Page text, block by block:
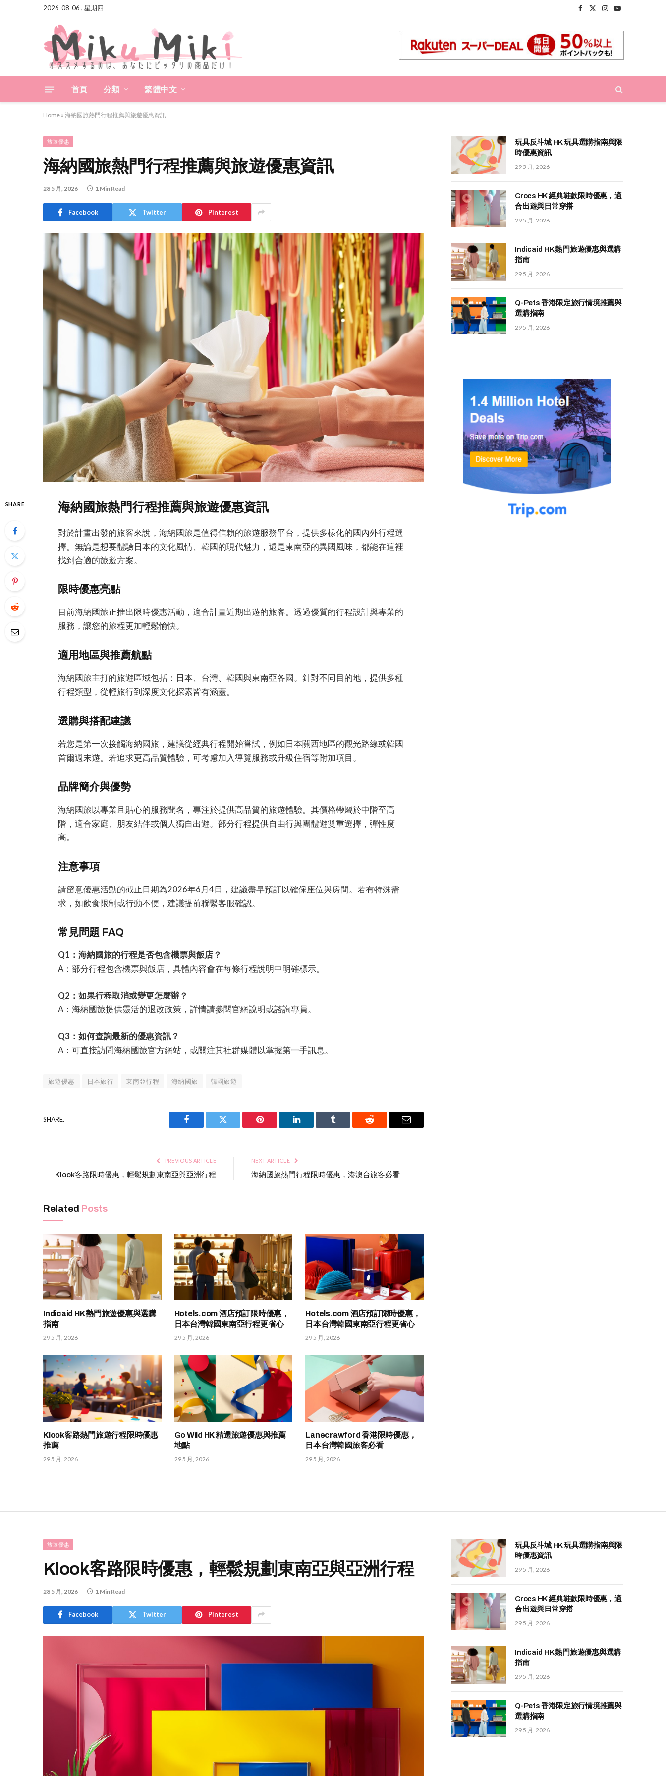
2026-08-06 , 星期四
Facebook
X
Instagram
YouTube
首頁 分類 繁體中文
Home » 海納國旅熱門行程推薦與旅遊優惠資訊
旅遊優惠
海納國旅熱門行程推薦與旅遊優惠資訊
28 5 月, 2026 1 Min Read
Facebook Twitter Pinterest
SHARE 海納國旅熱門行程推薦與旅遊優惠資訊
對於計畫出發的旅客來說，海納國旅是值得信賴的旅遊服務平台，提供多樣化的國內外行程選
擇。無論是想要體驗日本的文化風情、韓國的現代魅力，還是東南亞的異國風味，都能在這裡
找到合適的旅遊方案。
限時優惠亮點
目前海納國旅正推出限時優惠活動，適合計畫近期出遊的旅客。透過優質的行程設計與專業的
服務，讓您的旅程更加輕鬆愉快。
適用地區與推薦航點
海納國旅主打的旅遊區域包括：日本、台灣、韓國與東南亞各國。針對不同目的地，提供多種
行程類型，從輕旅行到深度文化探索皆有涵蓋。
選購與搭配建議
若您是第一次接觸海納國旅，建議從經典行程開始嘗試，例如日本關西地區的觀光路線或韓國
首爾週末遊。若追求更高品質體驗，可考慮加入導覽服務或升級住宿等附加項目。
品牌簡介與優勢
海納國旅以專業且貼心的服務聞名，專注於提供高品質的旅遊體驗。其價格帶屬於中階至高
階，適合家庭、朋友結伴或個人獨自出遊。部分行程提供自由行與團體遊雙重選擇，彈性度
高。
注意事項
請留意優惠活動的截止日期為2026年6月4日，建議盡早預訂以確保座位與房間。若有特殊需
求，如飲食限制或行動不便，建議提前聯繫客服確認。
常見問題 FAQ
Q1：海納國旅的行程是否包含機票與飯店？
A：部分行程包含機票與飯店，具體內容會在每條行程說明中明確標示。
Q2：如果行程取消或變更怎麼辦？
A：海納國旅提供靈活的退改政策，詳情請參閱官網說明或諮詢專員。
Q3：如何查詢最新的優惠資訊？
A：可直接訪問海納國旅官方網站，或關注其社群媒體以掌握第一手訊息。
旅遊優惠 日本旅行 東南亞行程 海納國旅 韓國旅遊
SHARE.
Facebook Twitter Pinterest LinkedIn Tumblr Reddit Email
PREVIOUS ARTICLE
Klook客路限時優惠，輕鬆規劃東南亞與亞洲行程
NEXT ARTICLE
海納國旅熱門行程限時優惠，港澳台旅客必看
Related Posts
Indicaid HK 熱門旅遊優惠與選購
指南
29 5 月, 2026
Hotels.com 酒店預訂限時優惠，
日本台灣韓國東南亞行程更省心
29 5 月, 2026
Hotels.com 酒店預訂限時優惠，
日本台灣韓國東南亞行程更省心
29 5 月, 2026
Klook客路熱門旅遊行程限時優惠
推薦
29 5 月, 2026
Go Wild HK 精選旅遊優惠與推薦
地點
29 5 月, 2026
Lanecrawford 香港限時優惠，
日本台灣韓國旅客必看
29 5 月, 2026
玩具反斗城 HK 玩具選購指南與限
時優惠資訊
29 5 月, 2026
Crocs HK 經典鞋款限時優惠，適
合出遊與日常穿搭
29 5 月, 2026
Indicaid HK 熱門旅遊優惠與選購
指南
29 5 月, 2026
Q-Pets 香港限定旅行情境推薦與
選購指南
29 5 月, 2026
旅遊優惠
Klook客路限時優惠，輕鬆規劃東南亞與亞洲行程
28 5 月, 2026 1 Min Read
Facebook Twitter Pinterest
玩具反斗城 HK 玩具選購指南與限
時優惠資訊
29 5 月, 2026
Crocs HK 經典鞋款限時優惠，適
合出遊與日常穿搭
29 5 月, 2026
Indicaid HK 熱門旅遊優惠與選購
指南
29 5 月, 2026
Q-Pets 香港限定旅行情境推薦與
選購指南
29 5 月, 2026